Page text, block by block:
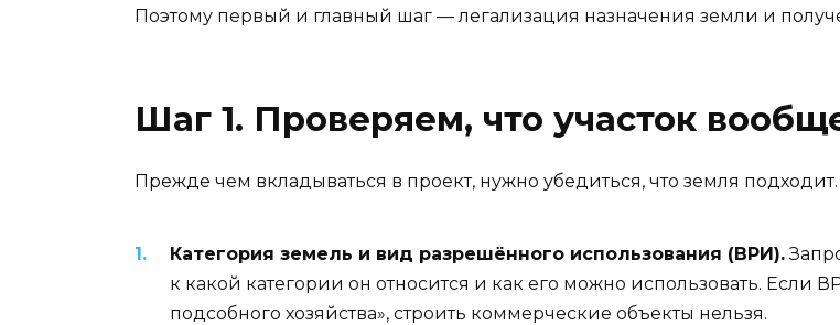
Поэтому первый и главный шаг — легализация назначения земли и
Шаг 1. Проверяем, что участок
Прежде чем вкладываться в проект, нужно убедиться, что земля
Категория земель и вид разрешённого использования (ВРИ).
к какой категории он относится и как его можно использовать. Если
подсобного хозяйства», строить коммерческие объекты нельзя.